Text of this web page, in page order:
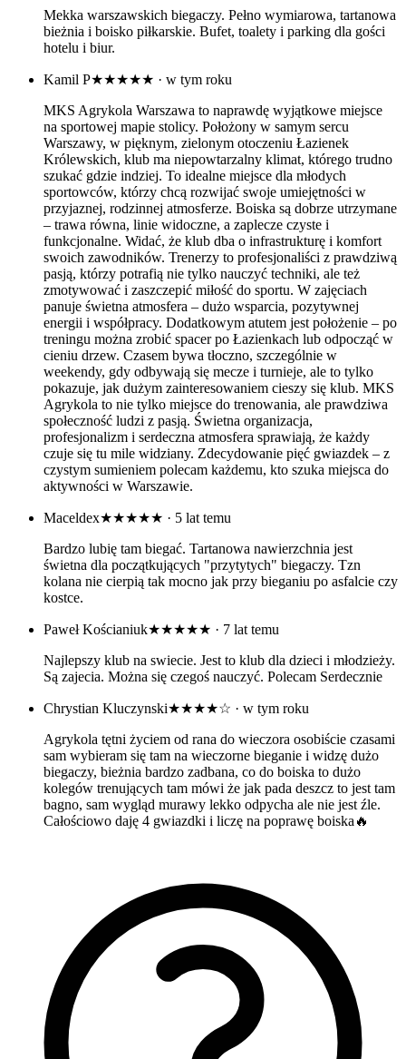
Mekka warszawskich biegaczy. Pełno wymiarowa, tartanowa
bieżnia i boisko piłkarskie. Bufet, toalety i parking dla gości
hotelu i biur.
Kamil P★★★★★ · w tym roku
MKS Agrykola Warszawa to naprawdę wyjątkowe miejsce
na sportowej mapie stolicy. Położony w samym sercu
Warszawy, w pięknym, zielonym otoczeniu Łazienek
Królewskich, klub ma niepowtarzalny klimat, którego trudno
szukać gdzie indziej. To idealne miejsce dla młodych
sportowców, którzy chcą rozwijać swoje umiejętności w
przyjaznej, rodzinnej atmosferze. Boiska są dobrze utrzymane
– trawa równa, linie widoczne, a zaplecze czyste i
funkcjonalne. Widać, że klub dba o infrastrukturę i komfort
swoich zawodników. Trenerzy to profesjonaliści z prawdziwą
pasją, którzy potrafią nie tylko nauczyć techniki, ale też
zmotywować i zaszczepić miłość do sportu. W zajęciach
panuje świetna atmosfera – dużo wsparcia, pozytywnej
energii i współpracy. Dodatkowym atutem jest położenie – po
treningu można zrobić spacer po Łazienkach lub odpocząć w
cieniu drzew. Czasem bywa tłoczno, szczególnie w
weekendy, gdy odbywają się mecze i turnieje, ale to tylko
pokazuje, jak dużym zainteresowaniem cieszy się klub. MKS
Agrykola to nie tylko miejsce do trenowania, ale prawdziwa
społeczność ludzi z pasją. Świetna organizacja,
profesjonalizm i serdeczna atmosfera sprawiają, że każdy
czuje się tu mile widziany. Zdecydowanie pięć gwiazdek – z
czystym sumieniem polecam każdemu, kto szuka miejsca do
aktywności w Warszawie.
Maceldex★★★★★ · 5 lat temu
Bardzo lubię tam biegać. Tartanowa nawierzchnia jest
świetna dla początkujących "przytytych" biegaczy. Tzn
kolana nie cierpią tak mocno jak przy bieganiu po asfalcie czy
kostce.
Paweł Kościaniuk★★★★★ · 7 lat temu
Najlepszy klub na swiecie. Jest to klub dla dzieci i młodzieży.
Są zajecia. Można się czegoś nauczyć. Polecam Serdecznie
Chrystian Kluczynski★★★★☆ · w tym roku
Agrykola tętni życiem od rana do wieczora osobiście czasami
sam wybieram się tam na wieczorne bieganie i widzę dużo
biegaczy, bieżnia bardzo zadbana, co do boiska to dużo
kolegów trenujących tam mówi że jak pada deszcz to jest tam
bagno, sam wygląd murawy lekko odpycha ale nie jest źle.
Całościowo daję 4 gwiazdki i liczę na poprawę boiska🔥